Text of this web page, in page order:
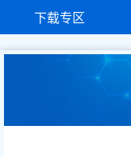
下载专区